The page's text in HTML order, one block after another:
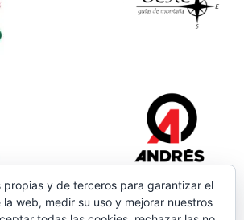
propias y de terceros para garantizar el
web, medir su uso y mejorar nuestros